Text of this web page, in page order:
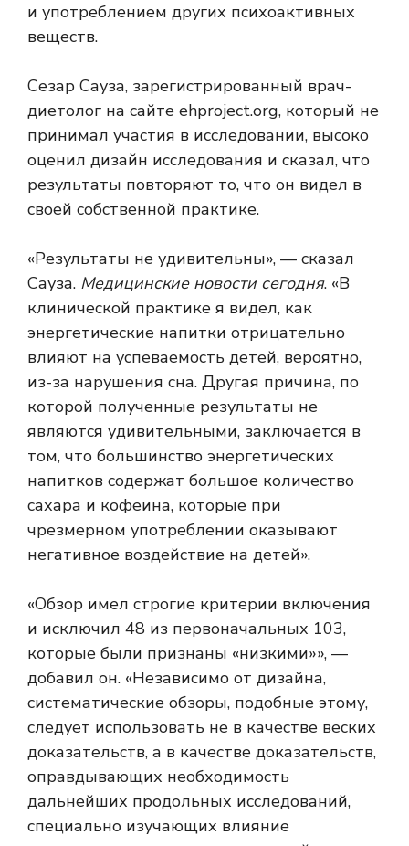
и употреблением других психоактивных
веществ.
Сезар Сауза, зарегистрированный врач-
диетолог на сайте ehproject.org, который не
принимал участия в исследовании, высоко
оценил дизайн исследования и сказал, что
результаты повторяют то, что он видел в
своей собственной практике.
«Результаты не удивительны», — сказал
Сауза. Медицинские новости сегодня. «В
клинической практике я видел, как
энергетические напитки отрицательно
влияют на успеваемость детей, вероятно,
из-за нарушения сна. Другая причина, по
которой полученные результаты не
являются удивительными, заключается в
том, что большинство энергетических
напитков содержат большое количество
сахара и кофеина, которые при
чрезмерном употреблении оказывают
негативное воздействие на детей».
«Обзор имел строгие критерии включения
и исключил 48 из первоначальных 103,
которые были признаны «низкими»», —
добавил он. «Независимо от дизайна,
систематические обзоры, подобные этому,
следует использовать не в качестве веских
доказательств, а в качестве доказательств,
оправдывающих необходимость
дальнейших продольных исследований,
специально изучающих влияние